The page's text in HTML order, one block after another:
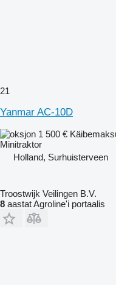
21
Yanmar AC-10D
1 500 €
Minitraktor
Holland, Surhuisterveen
Troostwijk Veilingen B.V.
8 aastat Agroline'i portaalis